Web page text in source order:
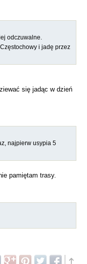
odczuwalne.
i jadę przez
się jadąc w dzień
najpierw usypia 5
pamiętam trasy.